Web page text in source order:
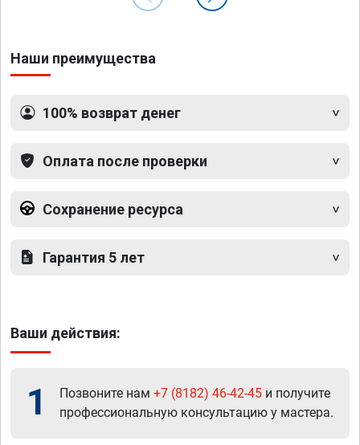
Наши преимущества
100% возврат денег
Оплата после проверки
Сохранение ресурса
Гарантия 5 лет
Ваши действия:
1 Позвоните нам +7 (8182) 46-42-45 и получите
профессиональную консультацию у мастера.